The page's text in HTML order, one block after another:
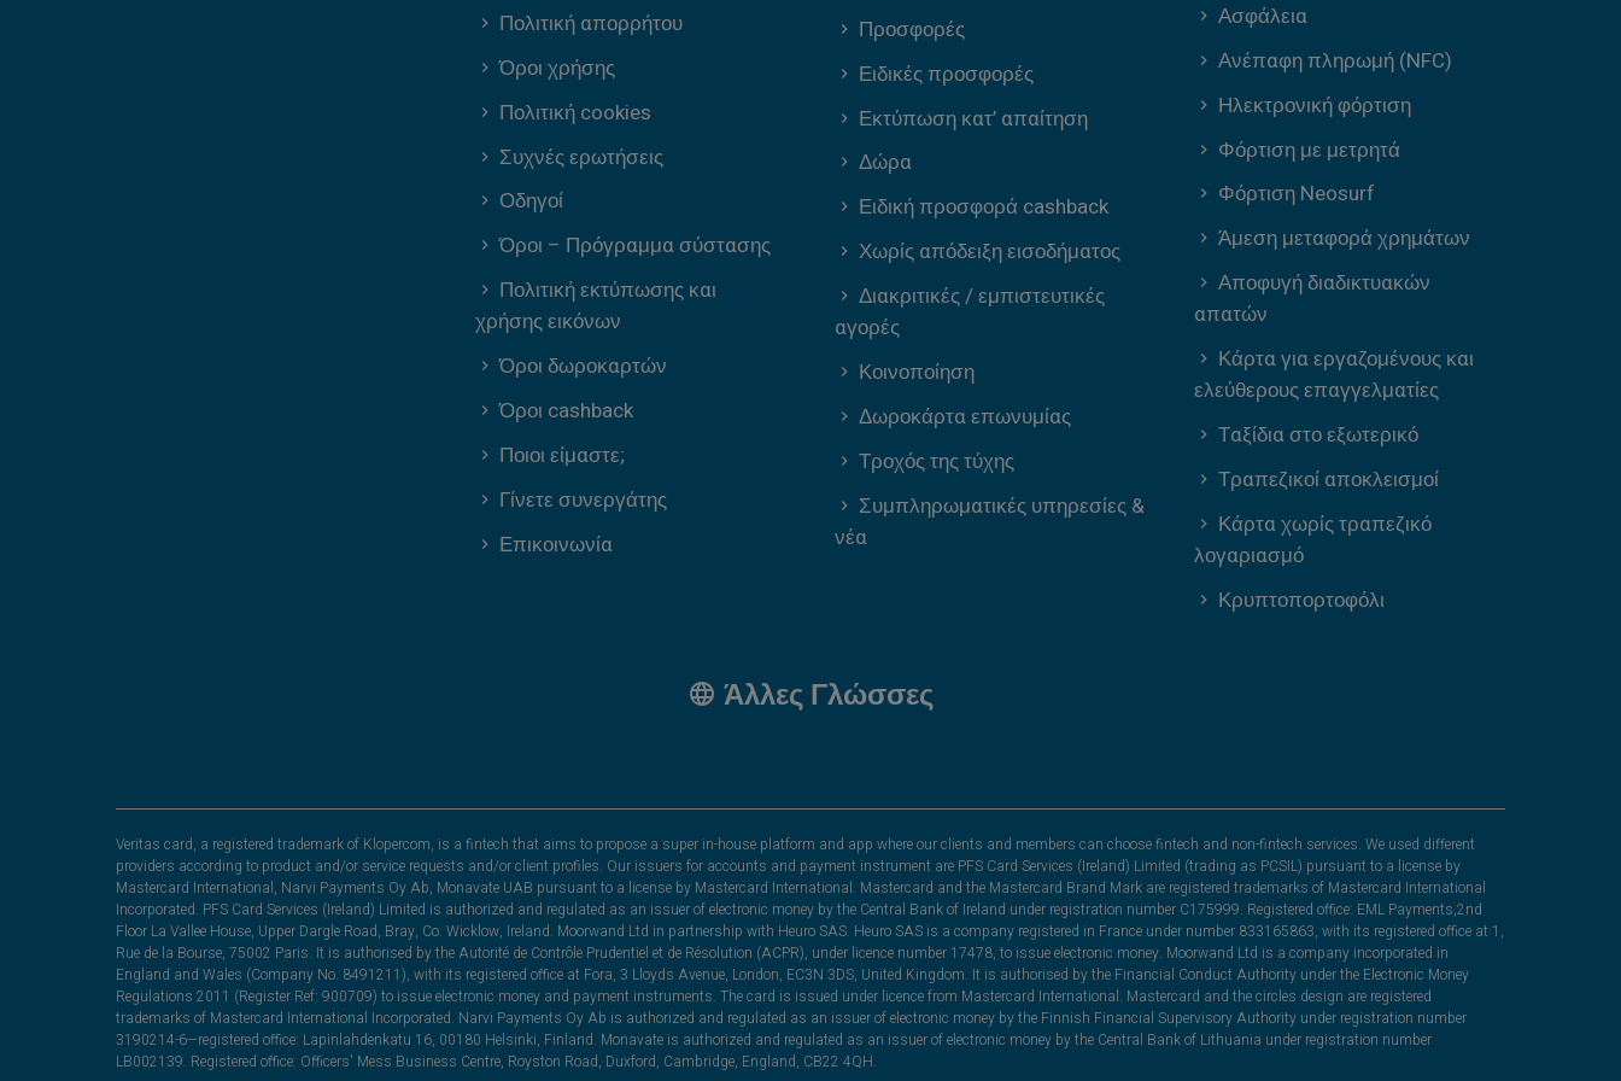
Πολιτική απορρήτου
Όροι χρήσης
Πολιτική cookies
Συχνές ερωτήσεις
Οδηγοί
Όροι – Πρόγραμμα σύστασης
Πολιτική εκτύπωσης και
χρήσης εικόνων
Όροι δωροκαρτών
Όροι cashback
Ποιοι είμαστε;
Γίνετε συνεργάτης
Επικοινωνία
Προσφορές
Ειδικές προσφορές
Εκτύπωση κατ’ απαίτηση
Δώρα
Ειδική προσφορά cashback
Χωρίς απόδειξη εισοδήματος
Διακριτικές / εμπιστευτικές
αγορές
Κοινοποίηση
Δωροκάρτα επωνυμίας
Τροχός της τύχης
Συμπληρωματικές υπηρεσίες &
νέα
Ασφάλεια
Ανέπαφη πληρωμή (NFC)
Ηλεκτρονική φόρτιση
Φόρτιση με μετρητά
Φόρτιση Neosurf
Άμεση μεταφορά χρημάτων
Αποφυγή διαδικτυακών
απατών
Κάρτα για εργαζομένους και
ελεύθερους επαγγελματίες
Ταξίδια στο εξωτερικό
Τραπεζικοί αποκλεισμοί
Κάρτα χωρίς τραπεζικό
λογαριασμό
Κρυπτοπορτοφόλι
Άλλες Γλώσσες
Veritas card, a registered trademark of Klopercom, is a fintech that aims to propose a super in-house platform and app where our clients and members can choose fintech and non-fintech services. We used different
providers according to product and/or service requests and/or client profiles. Our issuers for accounts and payment instrument are PFS Card Services (Ireland) Limited (trading as PCSIL) pursuant to a license by
Mastercard International, Narvi Payments Oy Ab, Monavate UAB pursuant to a license by Mastercard International. Mastercard and the Mastercard Brand Mark are registered trademarks of Mastercard International
Incorporated. PFS Card Services (Ireland) Limited is authorized and regulated as an issuer of electronic money by the Central Bank of Ireland under registration number C175999. Registered office: EML Payments,2nd
Floor La Vallee House, Upper Dargle Road, Bray, Co. Wicklow, Ireland. Moorwand Ltd in partnership with Heuro SAS. Heuro SAS is a company registered in France under number 833165863, with its registered office at 1,
Rue de la Bourse, 75002 Paris. It is authorised by the Autorité de Contrôle Prudentiel et de Résolution (ACPR), under licence number 17478, to issue electronic money. Moorwand Ltd is a company incorporated in
England and Wales (Company No. 8491211), with its registered office at Fora, 3 Lloyds Avenue, London, EC3N 3DS, United Kingdom. It is authorised by the Financial Conduct Authority under the Electronic Money
Regulations 2011 (Register Ref: 900709) to issue electronic money and payment instruments. The card is issued under licence from Mastercard International. Mastercard and the circles design are registered
trademarks of Mastercard International Incorporated. Narvi Payments Oy Ab is authorized and regulated as an issuer of electronic money by the Finnish Financial Supervisory Authority under registration number
3190214-6—registered office: Lapinlahdenkatu 16, 00180 Helsinki, Finland. Monavate is authorized and regulated as an issuer of electronic money by the Central Bank of Lithuania under registration number
LB002139. Registered office: Officers' Mess Business Centre, Royston Road, Duxford, Cambridge, England, CB22 4QH.